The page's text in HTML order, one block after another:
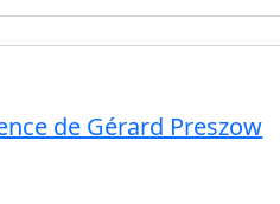
de Gérard Preszow